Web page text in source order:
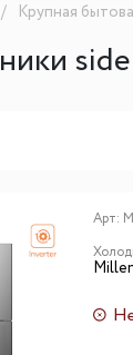
Крупная
Арт: